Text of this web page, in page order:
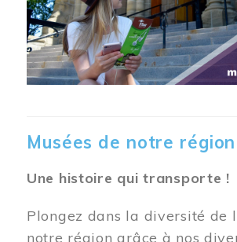
Musées de notre région
Une histoire qui transporte !
Plongez dans la diversité de
notre région grâce à nos